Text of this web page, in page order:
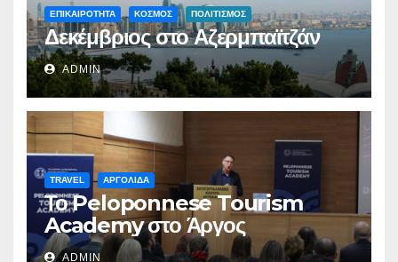
ΕΠΙΚΑΙΡΟΤΗΤΑ ΚΟΣΜΟΣ ΠΟΛΙΤΙΣΜΟΣ
Δεκέμβριος στο Αζερμπαϊτζάν
ADMIN
TRAVEL ΑΡΓΟΛΙΔΑ
Το Peloponnese Tourism
Academy στο Άργος
ADMIN